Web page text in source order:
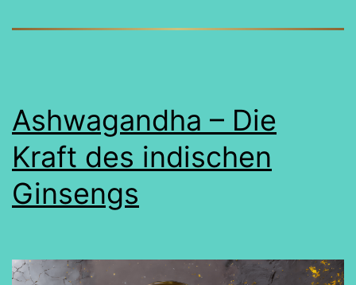
Eigenschaften,
Anbau
Ashwagandha – Die
Kraft des indischen
Ginsengs